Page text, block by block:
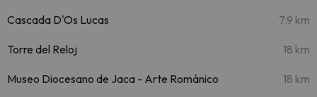
Cascada D'Os Lucas 7.9 km
Torre del Reloj 18 km
Museo Diocesano de Jaca - Arte Románico 18 km